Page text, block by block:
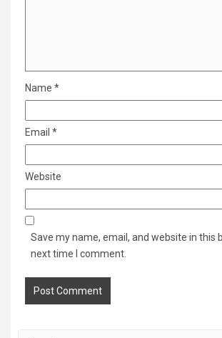
Name *
Email *
Website
Save my name, email, and website in this
next time I comment.